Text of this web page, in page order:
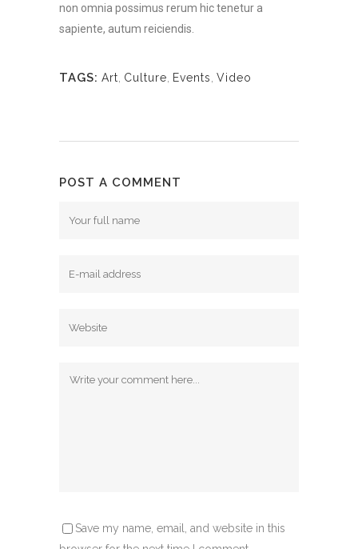
non omnia possimus rerum hic tenetur a
sapiente, autum reiciendis.
TAGS: Art Culture Events Video
POST A COMMENT
Save my name, email, and website in this